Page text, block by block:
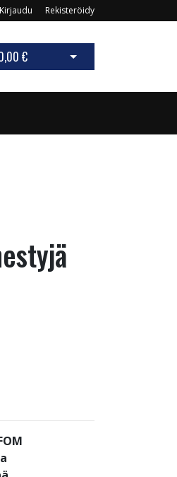
Kirjaudu Rekisteröidy
€ Avaa ostoskori